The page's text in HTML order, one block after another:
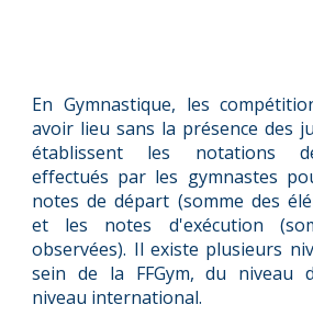
En Gymnastique, les
avoir lieu sans la présence des
établissent les notations
effectués par les gymnastes
notes de départ (somme des
et les notes d'exécution
observées). Il existe plusieurs
sein de la FFGym, du niveau
niveau international.